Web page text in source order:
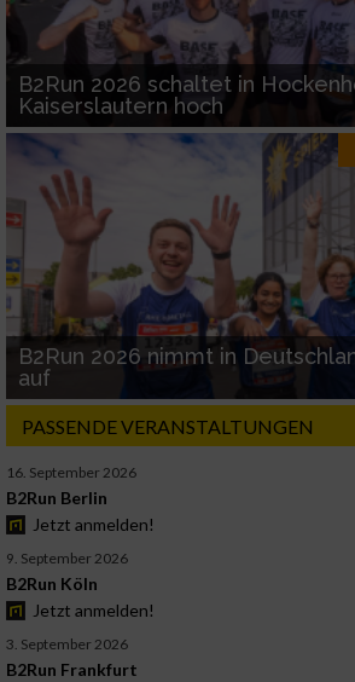
B2Run 2026 schaltet in
Kaiserslautern hoch
B2Run 2026 nimmt in
auf
PASSENDE VERANSTALTUNGEN
16. September 2026
B2Run Berlin
Jetzt anmelden!
9. September 2026
B2Run Köln
Jetzt anmelden!
3. September 2026
B2Run Frankfurt